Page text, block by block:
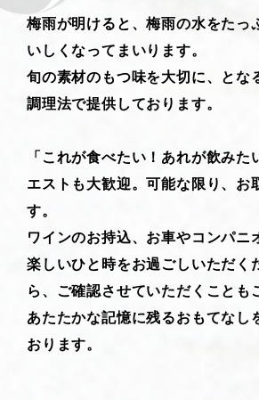
梅雨が明けると、梅雨の水をたっ
いしくなってまいります。
旬の素材のもつ味を大切に、とな
調理法で提供しております。
「これが食べたい！あれが飲みた
エストも大歓迎。可能な限り、お
す。
ワインのお持込、お車やコンパニ
楽しいひと時をお過ごしいただく
ら、ご確認させていただくことも
あたたかな記憶に残るおもてなし
おります。